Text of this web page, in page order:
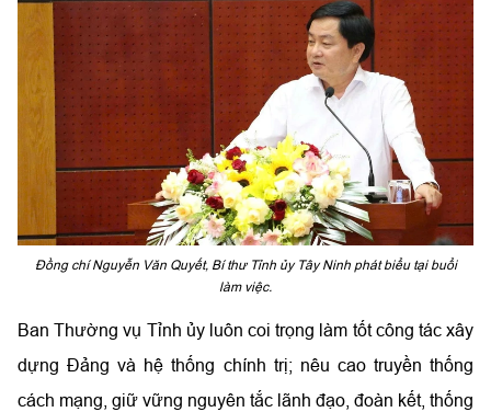
Đồng chí Nguyễn Văn Quyết, Bí thư Tỉnh ủy Tây Ninh phát biểu tại buổi
làm việc.
Ban Thường vụ Tỉnh ủy luôn coi trọng làm tốt công tác xây
dựng Đảng và hệ thống chính trị; nêu cao truyền thống
cách mạng, giữ vững nguyên tắc lãnh đạo, đoàn kết, thống